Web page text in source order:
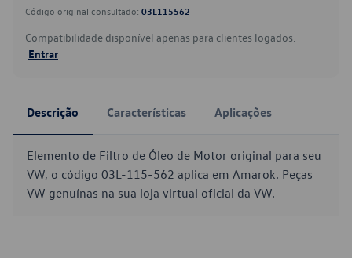
Código original consultado: 03L115562
Compatibilidade disponível apenas para clientes logados.
Entrar
Descrição Características Aplicações
Elemento de Filtro de Óleo de Motor original para seu
VW, o código 03L-115-562 aplica em Amarok. Peças
VW genuínas na sua loja virtual oficial da VW.